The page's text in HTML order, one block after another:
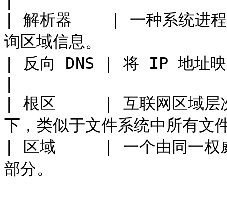
| 解析器    | 一种系统进程
询区域信息。
| 反向 DNS | 将 IP 地址映
| 根区     | 互联网区域层次
下，类似于文件系统中所有
| 区域     | 一个由同一权威
部分。